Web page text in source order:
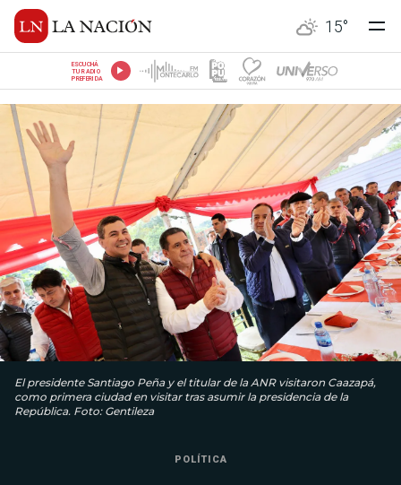
15°
ESCUCHÁ
TU RADIO
PREFERIDA
El presidente Santiago Peña y el titular de la ANR visitaron Caazapá,
como primera ciudad en visitar tras asumir la presidencia de la
República. Foto: Gentileza
POLÍTICA